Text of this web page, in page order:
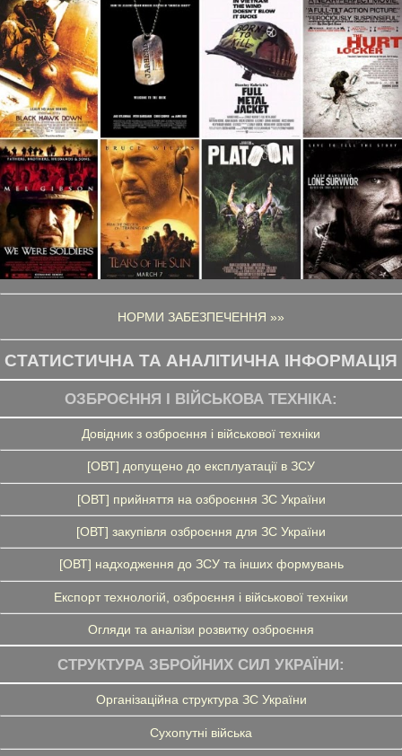
НОРМИ ЗАБЕЗПЕЧЕННЯ »»
СТАТИСТИЧНА ТА АНАЛІТИЧНА ІНФОРМАЦІЯ
ОЗБРОЄННЯ І ВІЙСЬКОВА ТЕХНІКА:
Довідник з озброєння і військової техніки
[ОВТ] допущено до експлуатації в ЗСУ
[ОВТ] прийняття на озброєння ЗС України
[ОВТ] закупівля озброєння для ЗС України
[ОВТ] надходження до ЗСУ та інших формувань
Експорт технологій, озброєння і військової техніки
Огляди та аналізи розвитку озброєння
СТРУКТУРА ЗБРОЙНИХ СИЛ УКРАЇНИ:
Організаційна структура ЗС України
Сухопутні війська